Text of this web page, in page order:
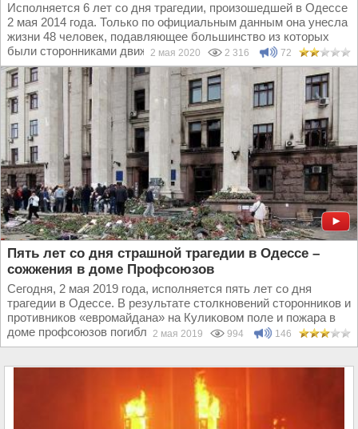
Исполняется 6 лет со дня трагедии, произошедшей в Одессе
2 мая 2014 года. Только по официальным данным она унесла
жизни 48 человек, подавляющее большинство из которых
были сторонниками движения «Куликово...
2 мая 2020 2 316 72
Пять лет со дня страшной трагедии в Одессе –
сожжения в доме Профсоюзов
Сегодня, 2 мая 2019 года, исполняется пять лет со дня
трагедии в Одессе. В результате столкновений сторонников и
противников «евромайдана» на Куликовом поле и пожара в
доме профсоюзов погибли 48 человек. 2 мая...
2 мая 2019 994 146